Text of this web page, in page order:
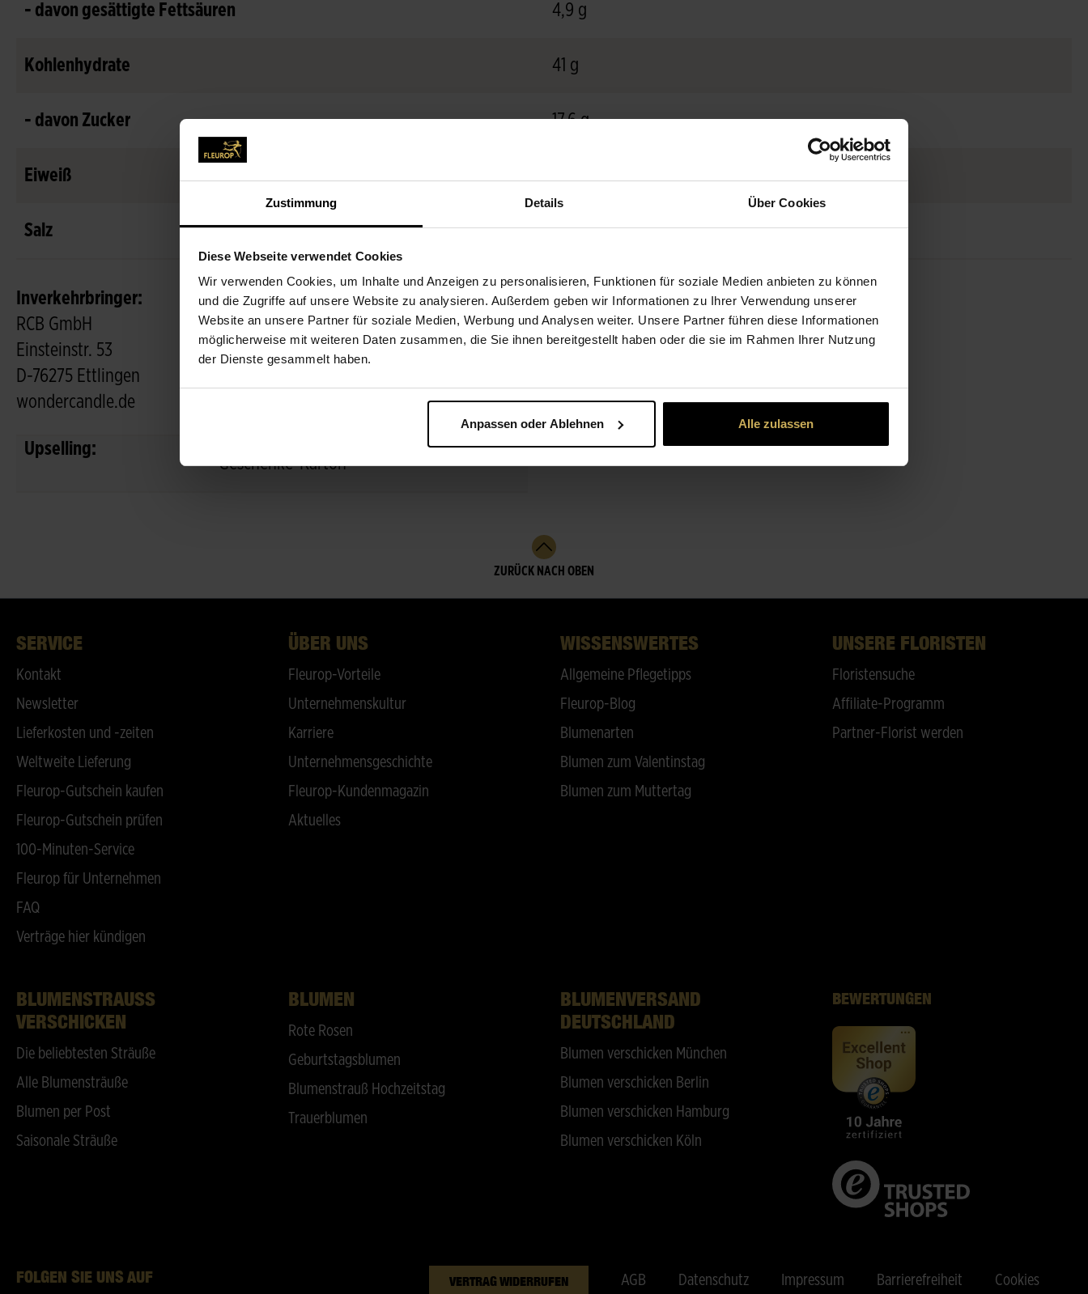
Zustimmung Details Über Cookies
Diese Webseite verwendet Cookies
Wir verwenden Cookies, um Inhalte und Anzeigen zu personalisieren, Funktionen für soziale Medien anbieten zu können
und die Zugriffe auf unsere Website zu analysieren. Außerdem geben wir Informationen zu Ihrer Verwendung unserer
Website an unsere Partner für soziale Medien, Werbung und Analysen weiter. Unsere Partner führen diese Informationen
möglicherweise mit weiteren Daten zusammen, die Sie ihnen bereitgestellt haben oder die sie im Rahmen Ihrer Nutzung
der Dienste gesammelt haben.
Anpassen oder Ablehnen Alle zulassen
- davon gesättigte Fettsäuren 4,9 g
Kohlenhydrate 41 g
- davon Zucker 17,6 g
Eiweiß 6,9 g
Salz 0,26 g
Inverkehrbringer:
RCB GmbH
Einsteinstr. 53
D-76275 Ettlingen
wondercandle.de
Upselling:
Geschenke-Karton
ZURÜCK NACH OBEN
SERVICE
Kontakt
Newsletter
Lieferkosten und -zeiten
Weltweite Lieferung
Fleurop-Gutschein kaufen
Fleurop-Gutschein prüfen
100-Minuten-Service
Fleurop für Unternehmen
FAQ
Verträge hier kündigen
ÜBER UNS
Fleurop-Vorteile
Unternehmenskultur
Karriere
Unternehmensgeschichte
Fleurop-Kundenmagazin
Aktuelles
WISSENSWERTES
Allgemeine Pflegetipps
Fleurop-Blog
Blumenarten
Blumen zum Valentinstag
Blumen zum Muttertag
UNSERE FLORISTEN
Floristensuche
Affiliate-Programm
Partner-Florist werden
BLUMENSTRAUSS V
ERSCHICKEN
Die beliebtesten Sträuße
Alle Blumensträuße
Blumen per Post
Saisonale Sträuße
BLUMEN
Rote Rosen
Geburtstagsblumen
Blumenstrauß Hochzeitstag
Trauerblumen
BLUMENVERSAND
DEUTSCHLAND
Blumen verschicken München
Blumen verschicken Berlin
Blumen verschicken Hamburg
Blumen verschicken Köln
BEWERTUNGEN
FOLGEN SIE UNS AUF VERTRAG WIDERRUFEN AGB Datenschutz Impressum Barrierefreiheit Cookies